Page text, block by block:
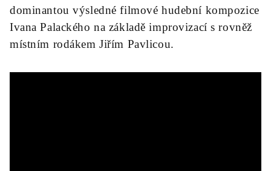
dominantou výsledné filmové hudební kompozice
Ivana Palackého na základě improvizací s rovněž
místním rodákem Jiřím Pavlicou.